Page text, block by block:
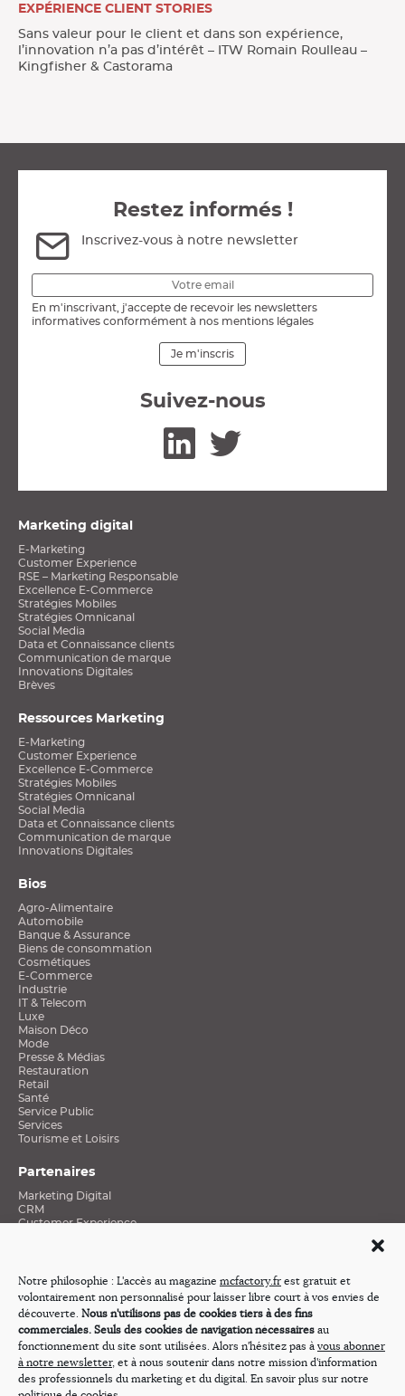
Notre philosophie : L'accès au magazine mcfactory.fr est gratuit et
volontairement non personnalisé pour laisser libre court à vos envies de
découverte. Nous n'utilisons pas de cookies tiers à des fins
commerciales. Seuls des cookies de navigation nécessaires au
fonctionnement du site sont utilisées. Alors n'hésitez pas à vous abonner
à notre newsletter, et à nous soutenir dans notre mission d'information
des professionnels du marketing et du digital. En savoir plus sur notre
EXPÉRIENCE CLIENT STORIES
Sans valeur pour le client et dans son expérience,
l’innovation n’a pas d’intérêt – ITW Romain Roulleau –
Kingfisher & Castorama
Marketing digital
E-Marketing
Customer Experience
RSE – Marketing Responsable
Excellence E-Commerce
Stratégies Mobiles
Stratégies Omnicanal
Social Media
Data et Connaissance clients
Communication de marque
Innovations Digitales
Brèves
Ressources Marketing
E-Marketing
Customer Experience
Excellence E-Commerce
Stratégies Mobiles
Stratégies Omnicanal
Social Media
Data et Connaissance clients
Communication de marque
Innovations Digitales
Bios
Agro-Alimentaire
Automobile
Banque & Assurance
Biens de consommation
Cosmétiques
E-Commerce
Industrie
IT & Telecom
Luxe
Maison Déco
Mode
Presse & Médias
Restauration
Retail
Santé
Service Public
Services
Tourisme et Loisirs
Partenaires
Marketing Digital
CRM
Customer Experience
Excellence E-Commerce
Médias
Revue de presse
Nos émissions
Webtv « Innovation & Cross-média »
Et si j’étais Président
Demain, les Marques…
Restez informés !
Inscrivez-vous à notre newsletter
En m'inscrivant, j'accepte de recevoir les newsletters
informatives conformément à nos mentions légales
Je m'inscris
Suivez-nous
Linkedin